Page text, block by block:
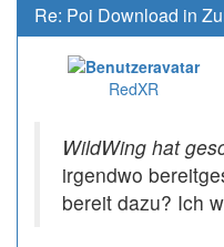
Re: Poi Download in
RedXROnline
WildWing hat
irgendwo
bereit dazu? Ich